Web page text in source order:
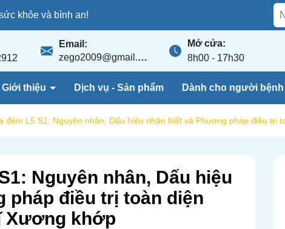
khỏe và bình an!
Email:
zego2009@gmail.com
Mở cửa:
8h00 - 17h30
Giới thiệu Dịch vụ - Sản phẩm Dành cho người bệnh
đệm L5 S1: Nguyên nhân, Dấu hiệu nhận biết và Phương pháp điều trị
Nguyên nhân, Dấu hiệu
pháp điều trị toàn diện
Xương khớp